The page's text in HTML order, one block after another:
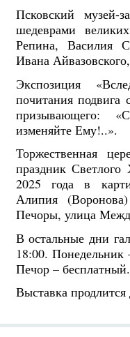
Псковский музей-
шедеврами
Репина, Василия
Ивана
Экспозиция
почитания подвига
призывающего:
изменяйте Ему!..».
Торжественная
праздник Светлого
2025 года в
Алипия
Печоры, улица
В остальные дни
18:00.
Печор – бесплатный.
Выставка продлится